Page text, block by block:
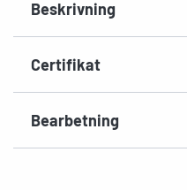
Beskrivning
Certifikat
Bearbetning